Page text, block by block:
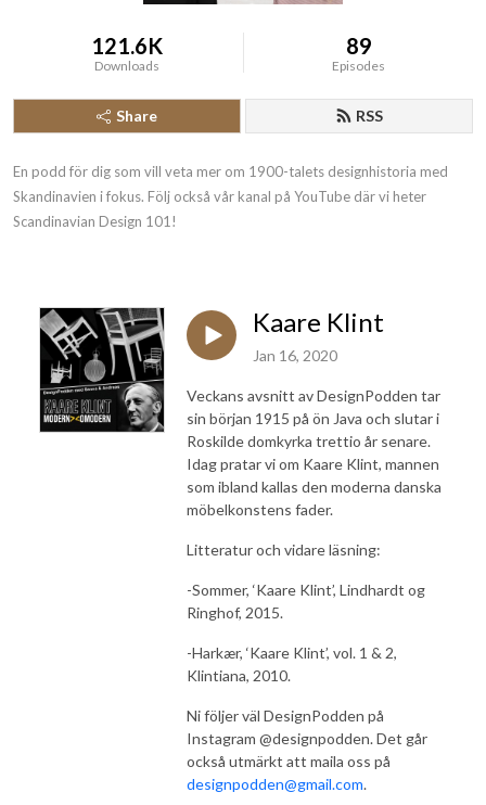
121.6K
Downloads
89
Episodes
Share RSS
En podd för dig som vill veta mer om 1900-talets designhistoria med
Skandinavien i fokus. Följ också vår kanal på YouTube där vi heter
Scandinavian Design 101!
Kaare Klint
Jan 16, 2020
Veckans avsnitt av DesignPodden tar
sin början 1915 på ön Java och slutar i
Roskilde domkyrka trettio år senare.
Idag pratar vi om Kaare Klint, mannen
som ibland kallas den moderna danska
möbelkonstens fader.
Litteratur och vidare läsning:
-Sommer, ‘Kaare Klint’, Lindhardt og
Ringhof, 2015.
-Harkær, ‘Kaare Klint’, vol. 1 & 2,
Klintiana, 2010.
Ni följer väl DesignPodden på
Instagram @designpodden. Det går
också utmärkt att maila oss på
designpodden@gmail.com.